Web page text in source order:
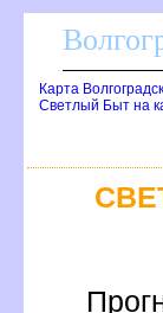
Карта
Светлый Быт на